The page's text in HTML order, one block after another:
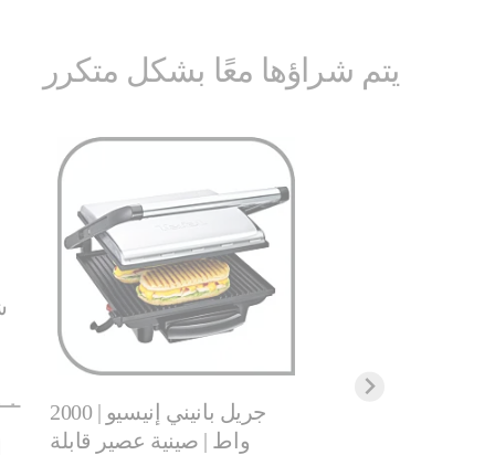
يتم شراؤها معًا بشكل متكرر
جريل بانيني إنيسيو | 2000
واط | صينية عصير قابلة